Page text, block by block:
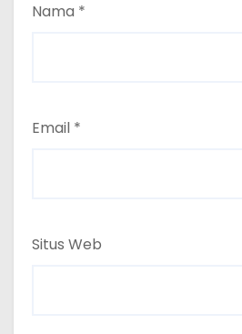
Nama *
Email *
Situs Web